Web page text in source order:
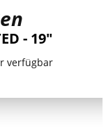
- 19"
verfügbar